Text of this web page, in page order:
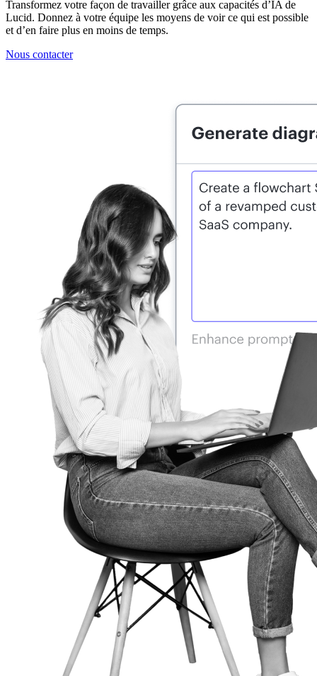
Transformez votre façon de travailler grâce aux capacités d’IA de
Lucid. Donnez à votre équipe les moyens de voir ce qui est possible
et d’en faire plus en moins de temps.
Nous contacter